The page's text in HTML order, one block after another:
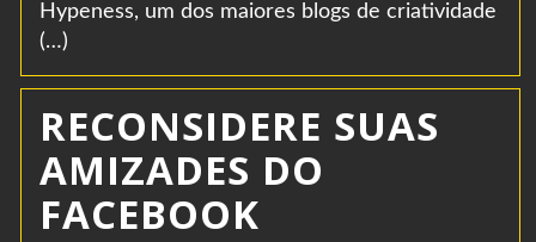
Hypeness, um dos maiores blogs de criatividade
(…)
RECONSIDERE SUAS
AMIZADES DO
FACEBOOK